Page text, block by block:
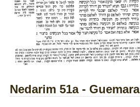
Nedarim 51a - Guemara